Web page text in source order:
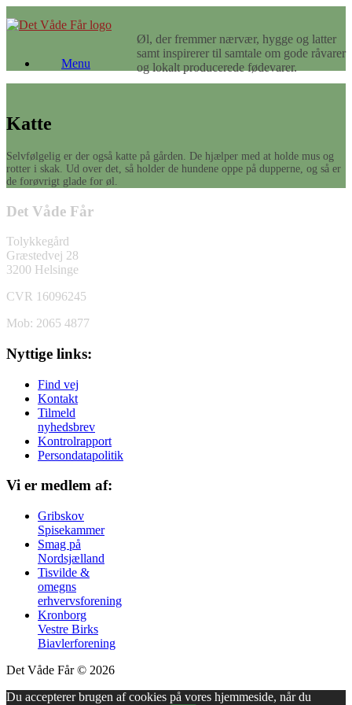
til
Øl, der fremmer nærvær, hygge og latter
samt inspirerer til samtale om gode råvarer
og lokalt producerede fødevarer.
Menu
Katte
Selvfølgelig er der også katte på gården. De hjælper med at holde mus og
rotter i skak. Ud over det, så holder de hundene oppe på dupperne, og så er
de forøvrigt glade for øl.
Det Våde Får
Tolykkegård
Græstedvej 28
3200 Helsinge
CVR 16096245
Mob: 2065 4877
Nyttige links:
Find vej
Kontakt
Tilmeld
nyhedsbrev
Kontrolrapport
Persondatapolitik
Vi er medlem af:
Gribskov
Spisekammer
Smag på
Nordsjælland
Tisvilde &
omegns
erhvervsforening
Kronborg
Vestre Birks
Biavlerforening
Det Våde Får © 2026
Du accepterer brugen af cookies på vores hjemmeside, når du